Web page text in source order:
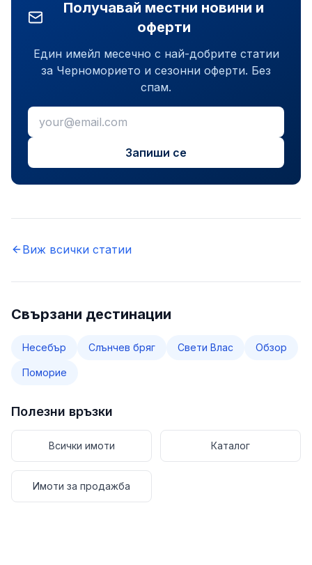
Получавай местни новини и
оферти
Един имейл месечно с най-добрите статии
за Черноморието и сезонни оферти. Без
спам.
Запиши се
Виж всички статии
Свързани дестинации
Несебър Слънчев бряг Свети Влас Обзор
Поморие
Полезни връзки
Всички имоти Каталог
Имоти за продажба